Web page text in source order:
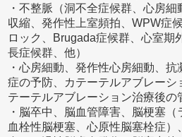
・不整脈（洞不全症候群、心房
収縮、発作性上室頻拍、WPW症
ロック、Brugada症候群、心室期
長症候群、他）
・心房細動、発作性心房細動、
症の予防、カテーテルアブレーシ
テーテルアブレーション治療後の
・脳卒中、脳血管障害、脳梗塞
血栓性脳梗塞、心原性脳塞栓症）